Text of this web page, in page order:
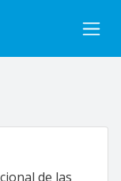
de las